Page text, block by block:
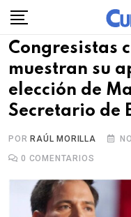
Skip
content
Congresistas
muestran su
elección de
Secretario de
POR RAÚL MORILLA
0 COMENTARIOS